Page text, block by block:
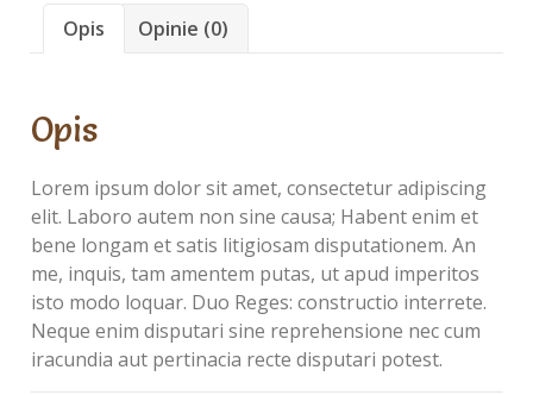
Opis Opinie (0)
Opis
Lorem ipsum dolor sit amet, consectetur adipiscing
elit. Laboro autem non sine causa; Habent enim et
bene longam et satis litigiosam disputationem. An
me, inquis, tam amentem putas, ut apud imperitos
isto modo loquar. Duo Reges: constructio interrete.
Neque enim disputari sine reprehensione nec cum
iracundia aut pertinacia recte disputari potest.